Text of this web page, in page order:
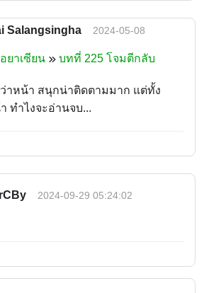
Salangsingha
2024-05-08
ยาเซียน บทที่ 225 โจมตีกลับ
ว่าหน้า สนุกน่าติดตามมาก แต่ทั้ง
ทำไงจะอ่านจบ...
2024-09-29 05:24:02